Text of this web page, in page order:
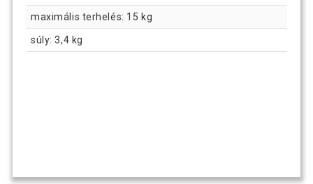
maximális terhelés: 15 kg
súly: 3,4 kg